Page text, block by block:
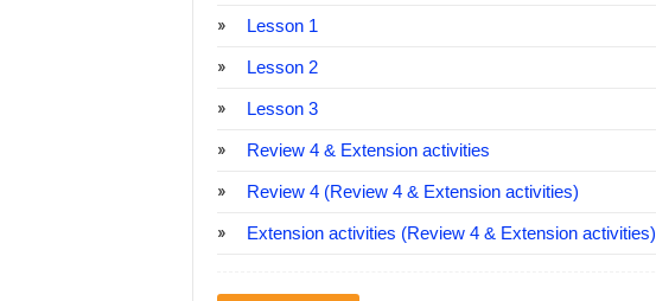
Lesson 1
Lesson 2
Lesson 3
Review 4 & Extension activities
Review 4 (Review 4 & Extension activities)
Extension activities (Review 4 & Extension activities)